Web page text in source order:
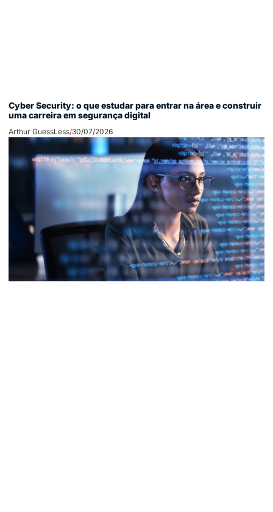
Cyber Security: o que estudar para entrar na área e construir
uma carreira em segurança digital
Arthur GuessLess 30/07/2026